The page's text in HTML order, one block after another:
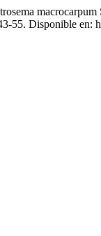
55. Disponible en: